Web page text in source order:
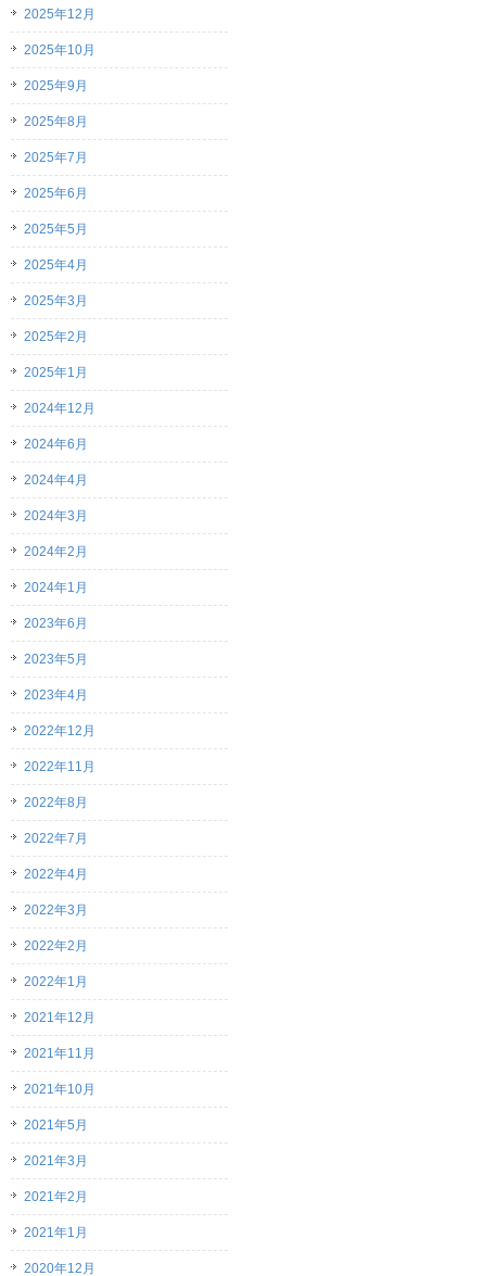
2025年12月
2025年10月
2025年9月
2025年8月
2025年7月
2025年6月
2025年5月
2025年4月
2025年3月
2025年2月
2025年1月
2024年12月
2024年6月
2024年4月
2024年3月
2024年2月
2024年1月
2023年6月
2023年5月
2023年4月
2022年12月
2022年11月
2022年8月
2022年7月
2022年4月
2022年3月
2022年2月
2022年1月
2021年12月
2021年11月
2021年10月
2021年5月
2021年3月
2021年2月
2021年1月
2020年12月